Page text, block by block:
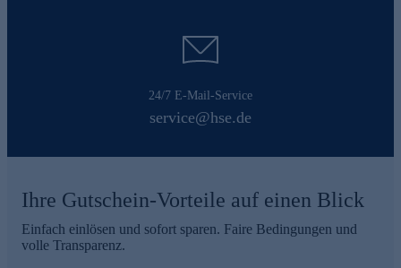
24/7 E-Mail-Service
service@hse.de
Ihre Gutschein-Vorteile auf einen Blick
Einfach einlösen und sofort sparen. Faire Bedingungen und
volle Transparenz.